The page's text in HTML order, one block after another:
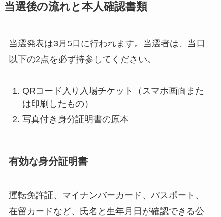
当選後の流れと本人確認書類
当選発表は3月5日に行われます。当選者は、当日
以下の2点を必ず持参してください。
QRコード入り入場チケット（スマホ画面また
は印刷したもの）
写真付き身分証明書の原本
有効な身分証明書
運転免許証、マイナンバーカード、パスポート、
在留カードなど、氏名と生年月日が確認できる公